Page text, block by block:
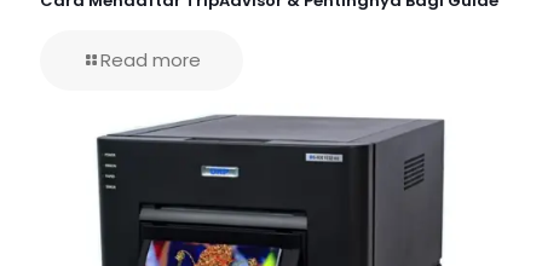
Read more